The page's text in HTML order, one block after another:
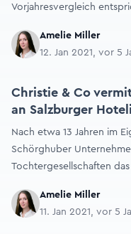
Vorjahresvergleich
Amelie Miller
12. Jan 2021, vor 5
Christie & Co
an Salzburger
Nach etwa 13 Jahren im
Schörghuber
Tochtergesellschaften
Amelie Miller
11. Jan 2021, vor 5